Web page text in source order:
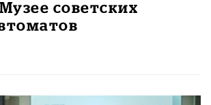
советских